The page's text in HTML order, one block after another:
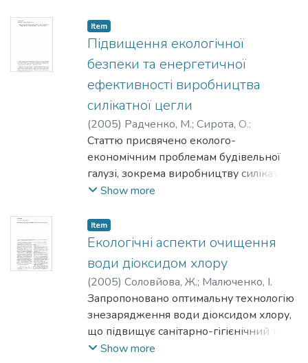
арахісу в умовах південного степу
України мають достатню
теплозабезпеченість.
Item
Підвищення екологічної
безпеки та енергетичної
ефективності виробництва
силікатної цегли
(2005) Радченко, М.; Сирота, О.;
Макарова, О.
Статтю присвячено еколого-
економічним проблемам будівельної
галузі, зокрема виробництву силікатної
цегли. Обґрунтовано шляхи
економічної ефектив­ ності
виробництва силікатної цегли, зокрема
стадії її автоклавної обробки. За
відповідною мето­дикою визначення
економічної ефективності заходу з
енергозбереження зроблено
розрахунки заходу
(повторне споживання відпрацьованої
пари) та проаналізовано результати.
Show more
Item
Екологічні аспекти очищення
води діоксидом хлору
(2005) Соловйова, Ж.; Малюченко, І.
Запропоновано оптимальну технологію
знезарядження води діоксидом хлору,
що підвищує санітарно-гігієнічний та
технологічний рівень води.
Show more